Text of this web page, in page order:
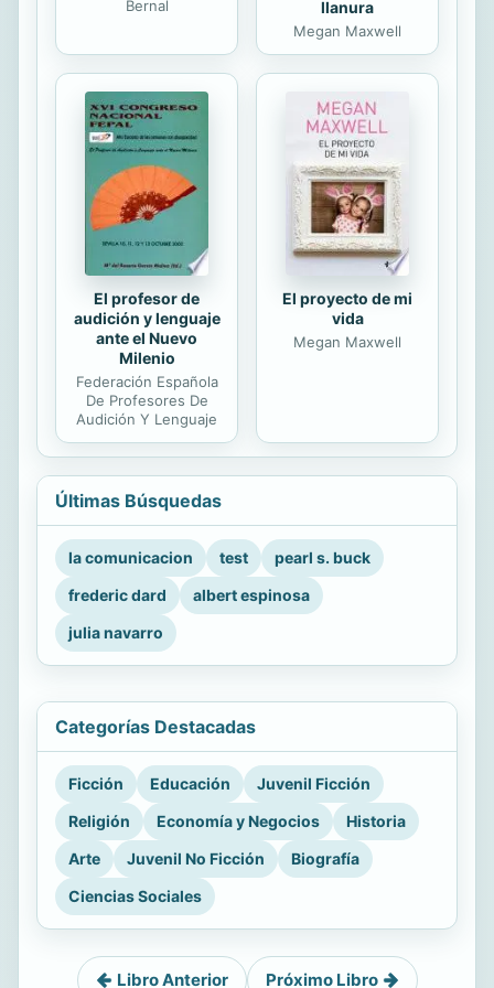
Bernal
llanura
Megan Maxwell
El profesor de
audición y lenguaje
ante el Nuevo
Milenio
Federación Española
De Profesores De
Audición Y Lenguaje
El proyecto de mi
vida
Megan Maxwell
Últimas Búsquedas
la comunicacion test
pearl s. buck
frederic dard
albert espinosa
julia navarro
Categorías Destacadas
Ficción Educación
Juvenil Ficción
Religión
Economía y Negocios
Historia
Arte
Juvenil No Ficción
Biografía
Ciencias Sociales
Libro Anterior Próximo Libro